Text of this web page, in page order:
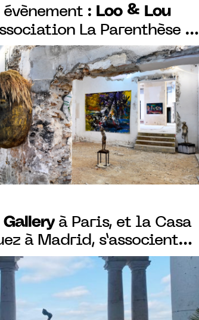
: Loo & Lou
La Parenthèse et
carte blanche à
dans un
hôtel particulier du
à Paris.
Galleryà Paris, et la Casa
à Madrid, s’associent
deux expositions
dialogue, avec Federico
Le Corf